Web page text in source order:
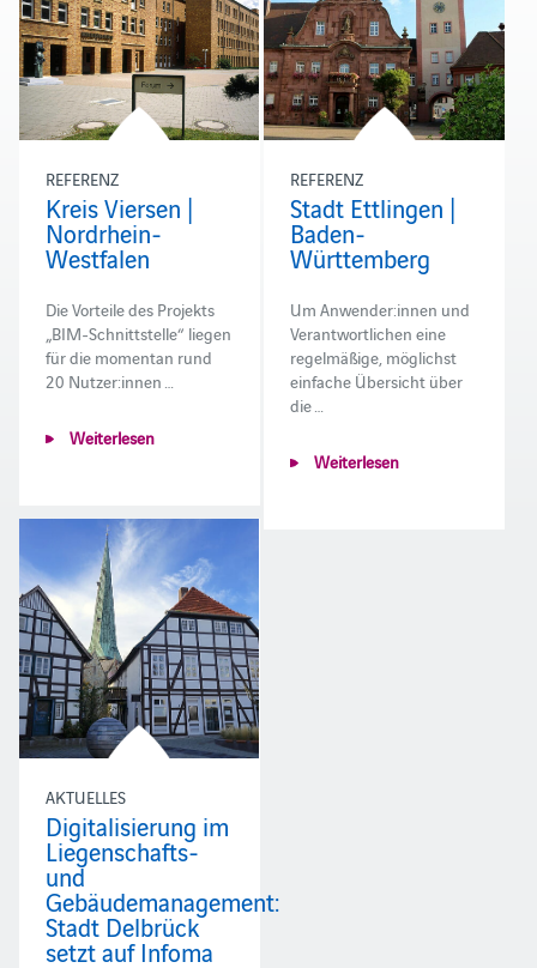
REFERENZ
Kreis Viersen |
Nordrhein-
Westfalen
Die Vorteile des Projekts
„BIM-Schnittstelle“ liegen
für die momentan rund
20 Nutzer:innen …
Weiterlesen
REFERENZ
Stadt Ettlingen |
Baden-
Württemberg
Um Anwender:innen und
Verantwortlichen eine
regelmäßige, möglichst
einfache Übersicht über
die …
Weiterlesen
AKTUELLES
Digitalisierung im
Liegenschafts-
und
Gebäudemanagement:
Stadt Delbrück
setzt auf Infoma